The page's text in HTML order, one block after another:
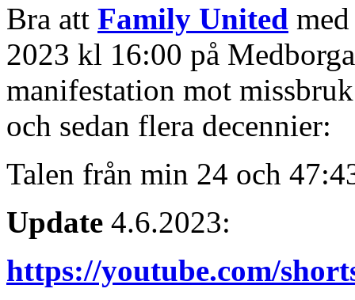
Bra att Family United
2023 kl 16:00 på
manifestation mot
och sedan flera decennier:
Talen från min 24 och
Update 4.6.2023:
https://youtube.com/